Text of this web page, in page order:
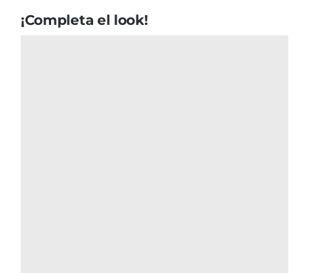
¡Completa el look!